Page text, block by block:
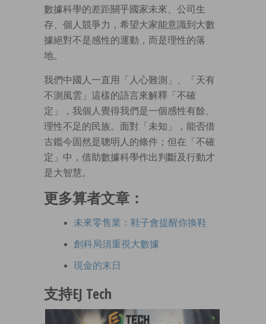
數據科學的差距關乎國家未來、公司生
存、個人競爭力，希望大家能意識到大數
據絕對不是感性的運動，而是理性的落
地。
我們中國人一直用「人心難測」、「天有
不測風雲」這樣的語言來解釋「不確
定」，我個人覺得我們是一個感性有餘、
理性不足的民族。面對「未知」，能否借
古鑑今固然是聰明人的條件；但在「不確
定」中，借助數據科學作出判斷及行動才
是大智慧。
更多算者文章：
未來零售業：鞋子會提醒你換鞋
創科局須重視大數據
現金的末日
支持EJ Tech